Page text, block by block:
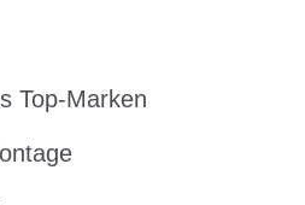
Top-Marken